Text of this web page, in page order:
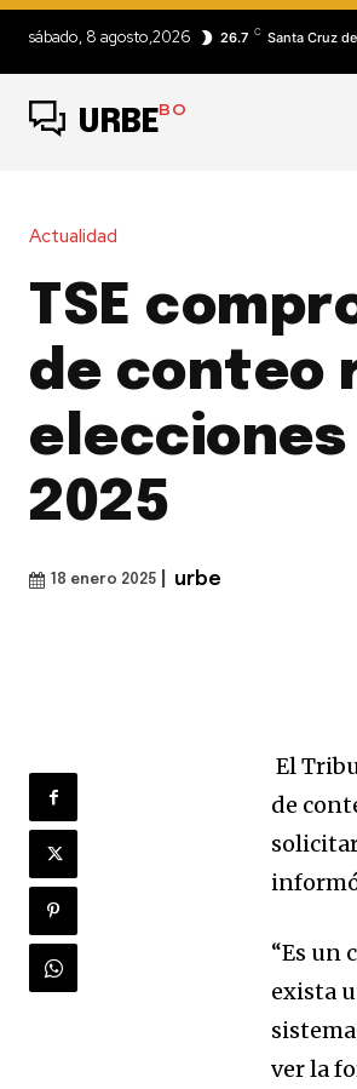
sábado, 8 agosto,2026 26.7 C Santa Cruz
URBEBO
Actualidad
TSE
de conteo
2025
18 enero 2025 urbe
El
de
“Es un
exista
ver la